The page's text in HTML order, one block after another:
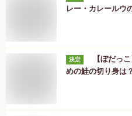
レー・カレールウ
決定
【ぼだっ
めの鮭の切り身は？